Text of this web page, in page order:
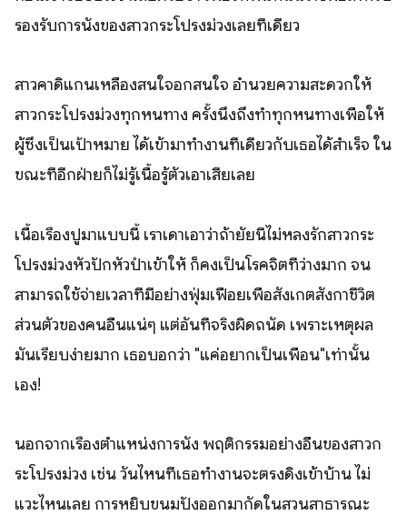
รองรับการนั่งของสาวกระโปรงม่วงเลยทีเดียว
สาวคาดิแกนเหลืองสนใจอกสนใจ อำนวยความสะดวกให้
สาวกระโปรงม่วงทุกหนทาง ครั้งนึงถึงทำทุกหนทางเพื่อให้
ผู้ซึ่งเป็นเป้าหมาย ได้เข้ามาทำงานที่เดียวกับเธอได้สำเร็จ ใน
ขณะที่อีกฝ่ายก็ไม่รู้เนื้อรู้ตัวเอาเสียเลย
เนื้อเรื่องปูมาแบบนี้ เราเดาเอาว่าถ้ายัยนี่ไม่หลงรักสาวกระ
โปรงม่วงหัวปักหัวปำเข้าให้ ก็คงเป็นโรคจิตที่ว่างมาก จน
สามารถใช้จ่ายเวลาที่มีอย่างฟุ่มเฟือยเพื่อสังเกตสังกาชีวิต
ส่วนตัวของคนอื่นแน่ๆ แต่อันที่จริงผิดถนัด เพราะเหตุผล
มันเรียบง่ายมาก เธอบอกว่า "แค่อยากเป็นเพื่อน"เท่านั้น
เอง!
นอกจากเรื่องตำแหน่งการนั่ง พฤติกรรมอย่างอื่นของสาวก
ระโปรงม่วง เช่น วันไหนที่เธอทำงานจะตรงดิ่งเข้าบ้าน ไม่
แวะไหนเลย การหยิบขนมปังออกมากัดในสวนสาธารณะ